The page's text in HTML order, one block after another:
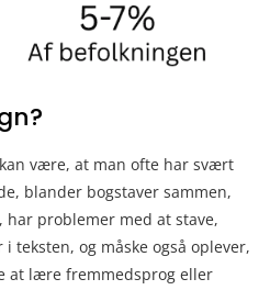
være, at man ofte har svært
blander bogstaver sammen,
problemer med at stave,
teksten, og måske også oplever,
at lære fremmedsprog eller